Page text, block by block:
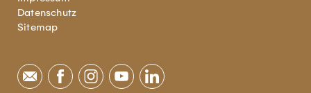
Datenschutz
Sitemap